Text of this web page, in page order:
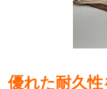
優れた耐久